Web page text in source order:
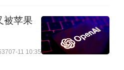
破6000万
端BG首席执行官何刚
被苹果
07-11 10:35